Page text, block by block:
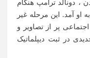
او آمد. این مرحله غیر
پر از تصاویر و
در ثبت دیپلماتیک